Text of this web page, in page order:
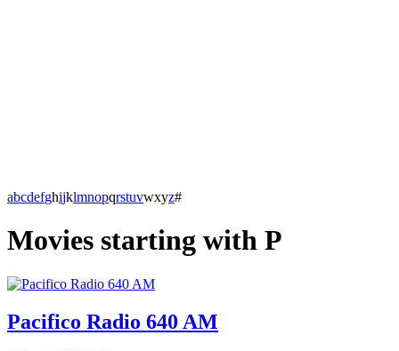
abcdefghijklmnopqrstuvwxyz#
Movies starting with P
Pacifico Radio 640 AM